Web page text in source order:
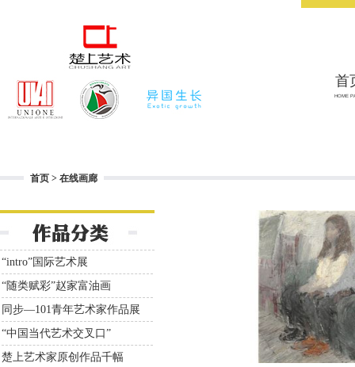
首
HOME
首页 > 在线画廊
“intro”国际艺术展
“随类赋彩”赵家富油画
同步—101青年艺术家作品展
“中国当代艺术交叉口”
楚上艺术家原创作品千幅